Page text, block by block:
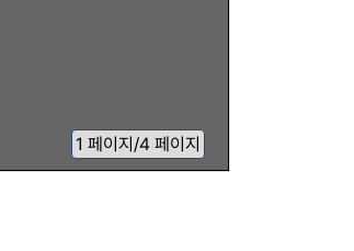
1 페이지 /4 페이지